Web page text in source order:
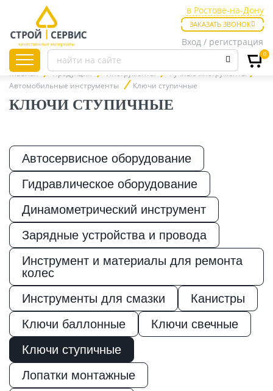
в Ростове-на-Дону
в Ростове-на-Дону
в Таганроге
ЗАКАЗАТЬ ЗВОНОК
Вход / регистрация
Утепление
Материалы для
отделки
Пиломатериалы
Декор
Изоляция
0
Главная Продукция Инструменты
Ручные инструменты
Автомобильные инструменты
Ключи ступичные
КЛЮЧИ СТУПИЧНЫЕ
Автосервисное оборудование
Гидравлическое оборудование
Динамометрический инструмент
Зарядные устройства и провода
Инструмент и материалы для ремонта
колес
Инструменты для смазки
Канистры
Ключи баллонные
Ключи свечные
Ключи ступичные
Лопатки монтажные